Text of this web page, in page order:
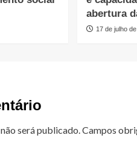
abertura
17 de julho
será publicado.Campos